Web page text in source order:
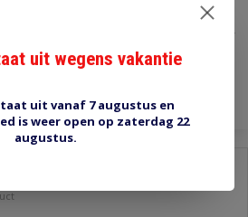
€1,00
Toevoegen aan winkelwagen
uit wegens vakantie
uit vanaf 7 augustus en
is weer open op zaterdag 22
augustus.